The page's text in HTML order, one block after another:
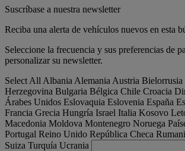
Suscríbase a nuestra newsletter
Reciba una alerta de vehículos nuevos en esta
Seleccione la frecuencia y sus preferencias de
personalizar su newsletter.
Select All Albania Alemania Austria Bielorrusia
Herzegovina Bulgaria Bélgica Chile Croacia
Árabes Unidos Eslovaquia Eslovenia España
Francia Grecia Hungría Israel Italia Kosovo
Macedonia Moldova Montenegro Noruega
Portugal Reino Unido República Checa
Suiza Turquía Ucrania